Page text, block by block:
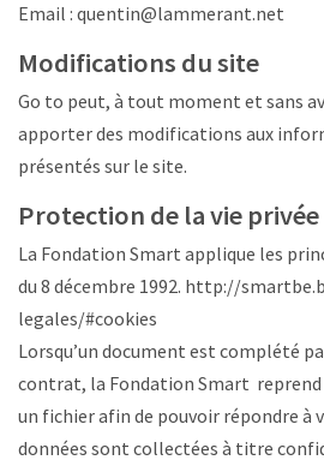
Email : quentin@lammerant.net
Modifications du site
Go to peut, à tout moment et sans
apporter des modifications aux
présentés sur le site.
Protection de la vie privée
La Fondation Smart applique les
du 8 décembre 1992. http://
legales/#cookies
Lorsqu’un document est complété
contrat, la Fondation Smart reprend
un fichier afin de pouvoir répondre à
données sont collectées à titre